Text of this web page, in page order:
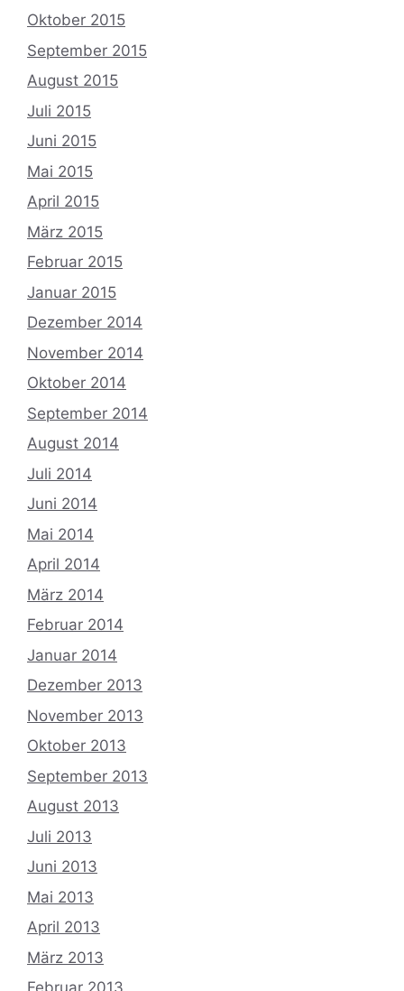
Oktober 2015
September 2015
August 2015
Juli 2015
Juni 2015
Mai 2015
April 2015
März 2015
Februar 2015
Januar 2015
Dezember 2014
November 2014
Oktober 2014
September 2014
August 2014
Juli 2014
Juni 2014
Mai 2014
April 2014
März 2014
Februar 2014
Januar 2014
Dezember 2013
November 2013
Oktober 2013
September 2013
August 2013
Juli 2013
Juni 2013
Mai 2013
April 2013
März 2013